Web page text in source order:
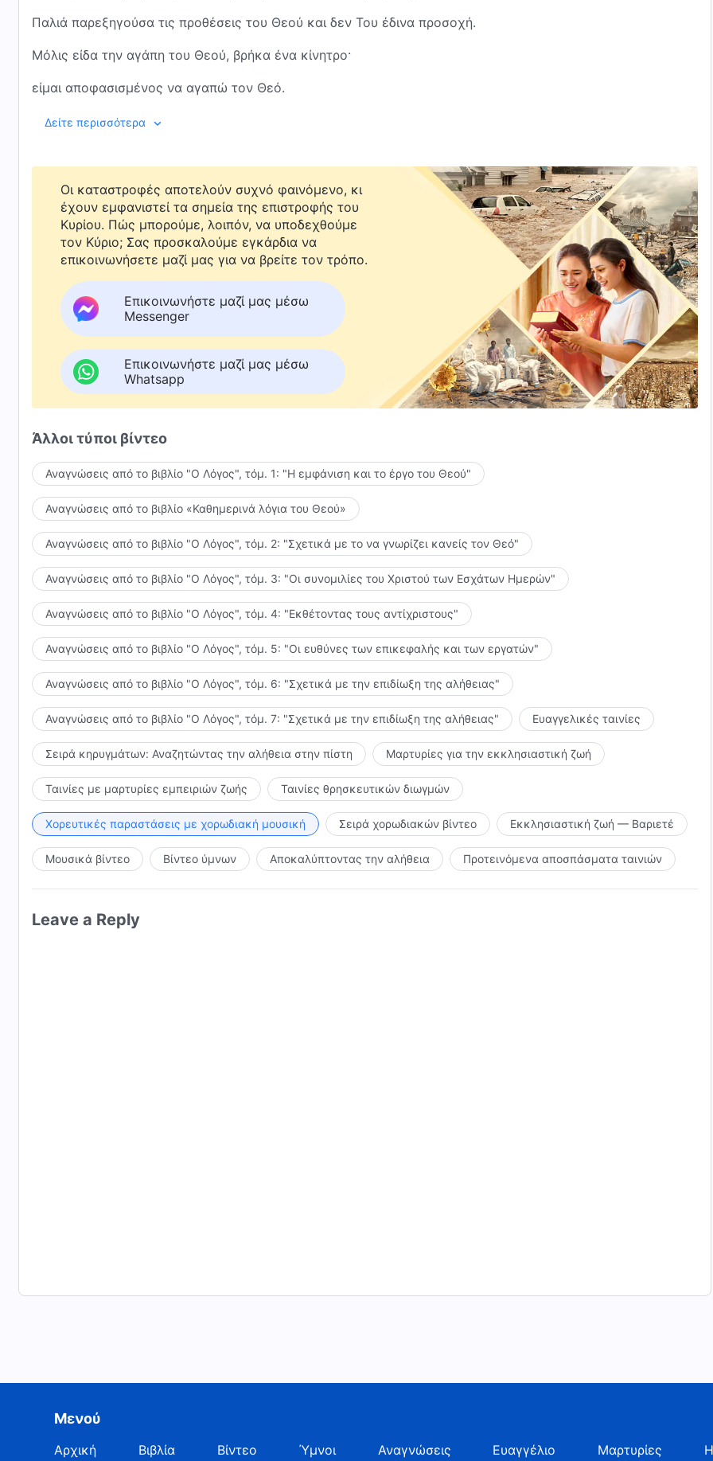
Παλιά παρεξηγούσα τις προθέσεις του Θεού και δεν Του έδινα προσοχή.
Μόλις είδα την αγάπη του Θεού, βρήκα ένα κίνητρο·
είμαι αποφασισμένος να αγαπώ τον Θεό.
Πρέπει να ανταποδώσω την αγάπη του Θεού
Κοιτάξτε! Παντού ανθίζουν λουλούδια, μες στην καρδιά μου αντηχεί μουσική
και τραγουδώ την αγάπη μου για τον Θεό.
Όταν τρώω και πίνω τα λόγια του Θεού, πλημμυρίζω χαρά·
η αγάπη του Θεού μού δίνει ώθηση.
Κατανοώ την αλήθεια, αγαπώ τον Θεό και υμνώ τον Παντοδύναμο Θεό.
Κάνω καλά το καθήκον μου και διαδίδω το ευαγγέλιο · παρά τα βάσανα, χαίρομαι.
Πρέπει να ανταποδώσω την αγάπη του Θεού
και να Τον αφήσω να κερδίσει την καρδιά μου.
Κοιτάξτε! Παντού ανθίζουν λουλούδια, μες στην καρδιά μου αντηχεί μουσική
και τραγουδώ την αγάπη μου για τον Θεό.
III
Παντοδύναμε Θεέ, Εσύ μου έδωσες μια ευτυχισμένη ζωή.
Αποχαιρέτησα τη διεφθαρμένη, εξαχρειωμένη και άδεια ζωή που ζούσα παλιά.
Παλεύω ν' αλλάξω τη διάθεσή μου, να βιώσω την κανονική ανθρώπινη φύση
και να κάνω ό,τι μπορώ στον οίκο του Θεού.
Πρέπει να ανταποδώσω την αγάπη του Θεού
και να Τον αφήσω να κερδίσει την καρδιά μου.
Κοιτάξτε! Παντού ανθίζουν λουλούδια, μες στην καρδιά μου αντηχεί μουσική
και τραγουδώ την αγάπη μου για τον Θεό.
Από το "Ακολουθήστε τον Αμνό και τραγουδήστε νέα τραγούδια"
Δείτε περισσότερα
Οι καταστροφές αποτελούν συχνό φαινόμενο, κι
έχουν εμφανιστεί τα σημεία της επιστροφής του
Κυρίου. Πώς μπορούμε, λοιπόν, να υποδεχθούμε
τον Κύριο; Σας προσκαλούμε εγκάρδια να
επικοινωνήσετε μαζί μας για να βρείτε τον τρόπο.
Επικοινωνήστε μαζί μας μέσω
Messenger
Επικοινωνήστε μαζί μας μέσω
Whatsapp
Άλλοι τύποι βίντεο
Αναγνώσεις από το βιβλίο "Ο Λόγος", τόμ. 1: "Η εμφάνιση και το έργο του Θεού"
Αναγνώσεις από το βιβλίο «Καθημερινά λόγια του Θεού»
Αναγνώσεις από το βιβλίο "Ο Λόγος", τόμ. 2: "Σχετικά με το να γνωρίζει κανείς τον Θεό"
Αναγνώσεις από το βιβλίο "Ο Λόγος", τόμ. 3: "Οι συνομιλίες του Χριστού των Εσχάτων Ημερών"
Αναγνώσεις από το βιβλίο "Ο Λόγος", τόμ. 4: "Εκθέτοντας τους αντίχριστους"
Αναγνώσεις από το βιβλίο "Ο Λόγος", τόμ. 5: "Οι ευθύνες των επικεφαλής και των εργατών"
Αναγνώσεις από το βιβλίο "Ο Λόγος", τόμ. 6: "Σχετικά με την επιδίωξη της αλήθειας"
Αναγνώσεις από το βιβλίο "Ο Λόγος", τόμ. 7: "Σχετικά με την επιδίωξη της αλήθειας" Ευαγγελικές ταινίες
Σειρά κηρυγμάτων: Αναζητώντας την αλήθεια στην πίστη Μαρτυρίες για την εκκλησιαστική ζωή
Ταινίες με μαρτυρίες εμπειριών ζωής Ταινίες θρησκευτικών διωγμών
Χορευτικές παραστάσεις με χορωδιακή μουσική Σειρά χορωδιακών βίντεο Εκκλησιαστική ζωή — Βαριετέ
Μουσικά βίντεο Βίντεο ύμνων Αποκαλύπτοντας την αλήθεια Προτεινόμενα αποσπάσματα ταινιών
Leave a Reply
Μενού
Αρχική Βιβλία Βίντεο Ύμνοι Αναγνώσεις Ευαγγέλιο Μαρτυρίες